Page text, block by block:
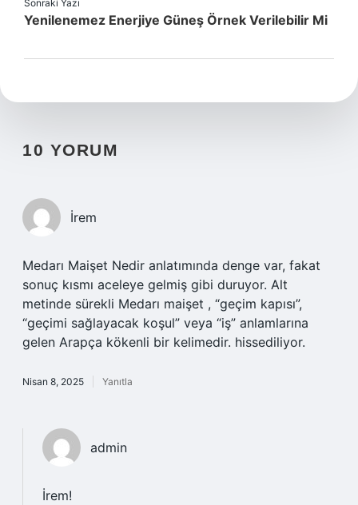
Sonraki Yazı
Yenilenemez Enerjiye Güneş Örnek Verilebilir Mi
10 YORUM
İrem
Medarı Maişet Nedir anlatımında denge var, fakat
sonuç kısmı aceleye gelmiş gibi duruyor. Alt
metinde sürekli Medarı maişet , “geçim kapısı”,
“geçimi sağlayacak koşul” veya “iş” anlamlarına
gelen Arapça kökenli bir kelimedir. hissediliyor.
Nisan 8, 2025 Yanıtla
admin
İrem!